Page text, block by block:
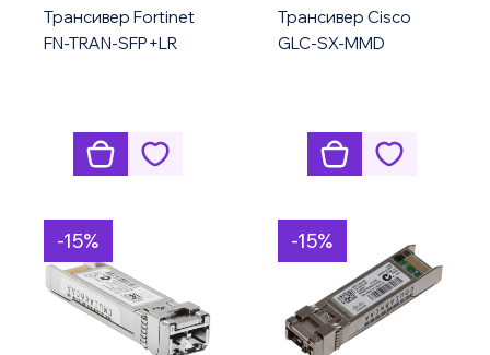
Трансивер Fortinet
FN-TRAN-SFP+LR
Трансивер Cisco
GLC-SX-MMD
-15% -15%